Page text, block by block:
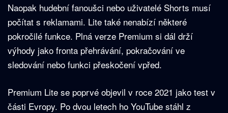
Naopak hudební fanoušci nebo uživatelé Shorts musí
počítat s reklamami. Lite také nenabízí některé
pokročilé funkce. Plná verze Premium si dál drží
výhody jako fronta přehrávání, pokračování ve
sledování nebo funkci přeskočení vpřed.
Premium Lite se poprvé objevil v roce 2021 jako test v
části Evropy. Po dvou letech ho YouTube stáhl z